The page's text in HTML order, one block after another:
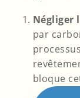
Négliger
par
bloque